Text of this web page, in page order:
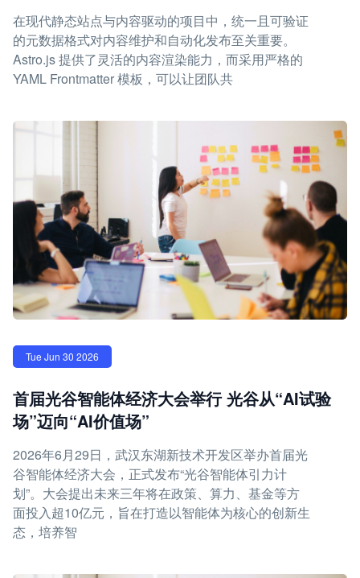
在现代静态站点与内容驱动的项目中，统一且可验证
的元数据格式对内容维护和自动化发布至关重要。
Astro.js 提供了灵活的内容渲染能力，而采用严格的
YAML Frontmatter 模板，可以让团队共
Tue Jun 30 2026
首届光谷智能体经济大会举行 光谷从“AI试验
场”迈向“AI价值场”
2026年6月29日，武汉东湖新技术开发区举办首届光
谷智能体经济大会，正式发布“光谷智能体引力计
划”。大会提出未来三年将在政策、算力、基金等方
面投入超10亿元，旨在打造以智能体为核心的创新生
态，培养智